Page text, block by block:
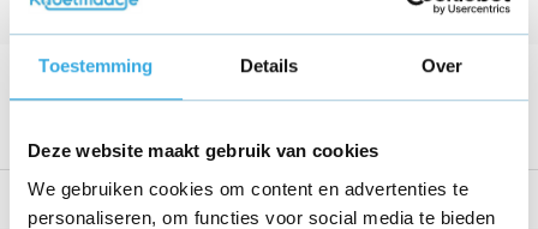
Toestemming Details Over
Deze website maakt gebruik van cookies
We gebruiken cookies om content en advertenties te
personaliseren, om functies voor social media te bieden
1 Meter
Voltage
Productomschrijving